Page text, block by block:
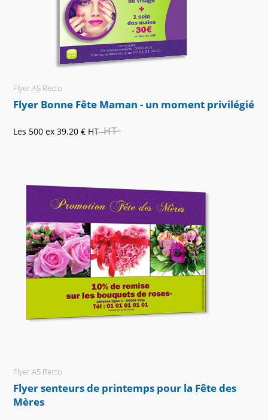
Flyer A5 Recto
Flyer Bonne Fête Maman - un moment privilégié
Les 500 ex 39.20 € HT HT
Flyer A5 Recto
Flyer senteurs de printemps pour la Fête des
Mères